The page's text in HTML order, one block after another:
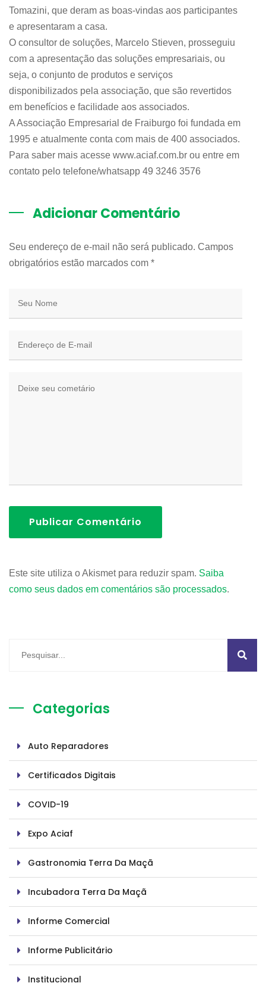
Tomazini, que deram as boas-vindas aos participantes
e apresentaram a casa.
O consultor de soluções, Marcelo Stieven, prosseguiu
com a apresentação das soluções empresariais, ou
seja, o conjunto de produtos e serviços
disponibilizados pela associação, que são revertidos
em benefícios e facilidade aos associados.
A Associação Empresarial de Fraiburgo foi fundada em
1995 e atualmente conta com mais de 400 associados.
Para saber mais acesse www.aciaf.com.br ou entre em
contato pelo telefone/whatsapp 49 3246 3576
Adicionar Comentário
Seu endereço de e-mail não será publicado. Campos
obrigatórios estão marcados com *
Publicar Comentário
Este site utiliza o Akismet para reduzir spam. Saiba
como seus dados em comentários são processados.
Categorias
Auto Reparadores
Certificados Digitais
COVID-19
Expo Aciaf
Gastronomia Terra Da Maçã
Incubadora Terra Da Maçã
Informe Comercial
Informe Publicitário
Institucional